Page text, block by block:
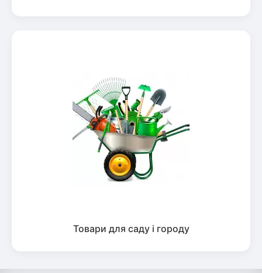
Товари для саду і городу